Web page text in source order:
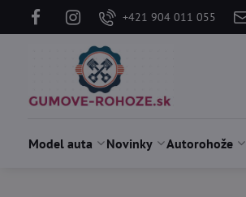
+421 904 011 055
Model auta Novinky Autorohože